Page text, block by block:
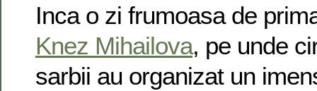
Inca o zi frumoasa de
Knez Mihailova, pe unde
sarbii au organizat un